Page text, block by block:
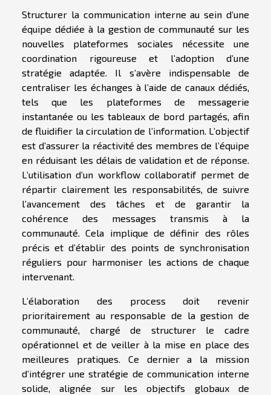
Structurer la communication interne au sein d’une
équipe dédiée à la gestion de communauté sur les
nouvelles plateformes sociales nécessite une
coordination rigoureuse et l’adoption d’une
stratégie adaptée. Il s’avère indispensable de
centraliser les échanges à l’aide de canaux dédiés,
tels que les plateformes de messagerie
instantanée ou les tableaux de bord partagés, afin
de fluidifier la circulation de l’information. L’objectif
est d’assurer la réactivité des membres de l’équipe
en réduisant les délais de validation et de réponse.
L’utilisation d’un workflow collaboratif permet de
répartir clairement les responsabilités, de suivre
l’avancement des tâches et de garantir la
cohérence des messages transmis à la
communauté. Cela implique de définir des rôles
précis et d’établir des points de synchronisation
réguliers pour harmoniser les actions de chaque
intervenant.
L’élaboration des process doit revenir
prioritairement au responsable de la gestion de
communauté, chargé de structurer le cadre
opérationnel et de veiller à la mise en place des
meilleures pratiques. Ce dernier a la mission
d’intégrer une stratégie de communication interne
solide, alignée sur les objectifs globaux de